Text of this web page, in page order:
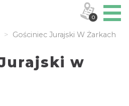
Gościniec Jurajski W Żarkach
w
0